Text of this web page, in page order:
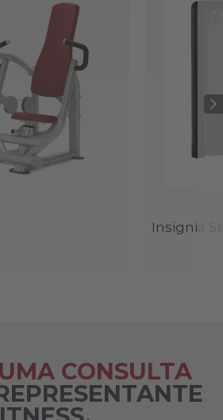
Insignia
CONSULTA